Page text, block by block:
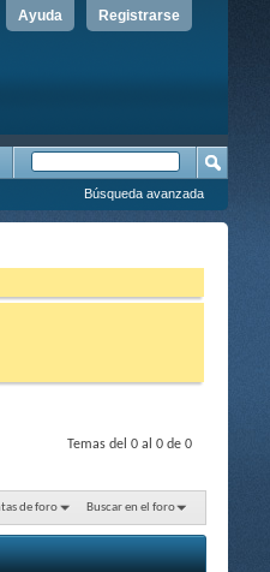
Registrarse
Ayuda
Búsqueda avanzada
Temas del 0 al 0 de 0
de foro Buscar en el foro